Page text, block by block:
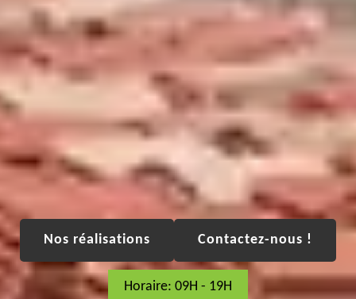
Nos réalisations Contactez-nous !
Horaire: 09H - 19H